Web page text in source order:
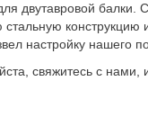
двутавровой
настройку нашего
свяжитесь с